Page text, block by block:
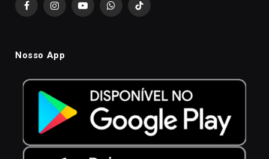
FacebookInstagramYouTubeWhatsAppTikTok
Nosso App